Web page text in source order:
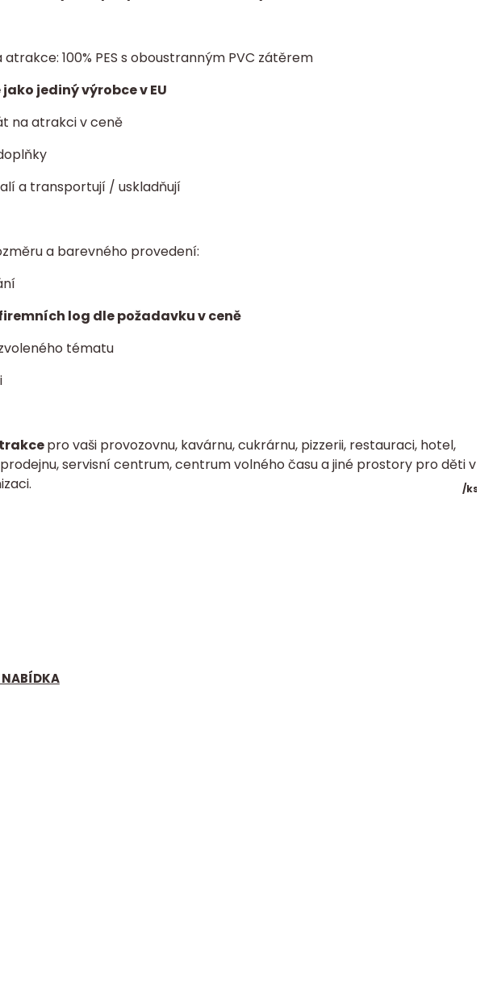
/ks
100% PES s oboustranným PVC zátěrem
jediný výrobce v EU
na atrakci v ceně
a transportují / uskladňují
a barevného provedení:
log dle požadavku v ceně
tématu
pro vaši provozovnu, kavárnu, cukrárnu, pizzerii, restauraci, hotel,
servisní centrum, centrum volného času a jiné prostory pro děti v